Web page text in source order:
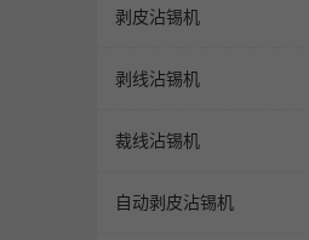
剥皮沾锡机
剥线沾锡机
裁线沾锡机
自动剥皮沾锡机